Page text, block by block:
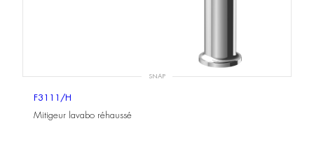
SNAP
F3111/H
Mitigeur lavabo réhaussé